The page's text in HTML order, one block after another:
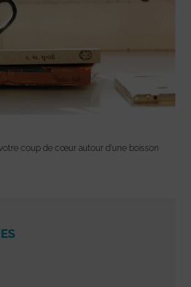
coup de cœur autour d’une boisson